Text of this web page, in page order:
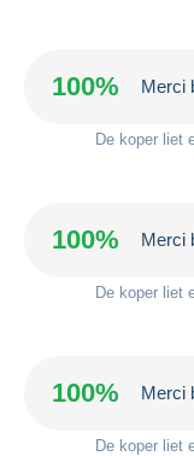
100% Merci
De koper liet
100% Merci
De koper liet
100% Merci
De koper liet